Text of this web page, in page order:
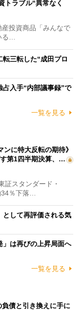
トラブル“異常なく
投資商品「みんなで
…
転三転した“成田プロ
占入手“内部議事録”で
一覧を見る
ンに特大反転の期待》
第1四半期決算、…
スタンダード・
％下落…
として再評価される気
」は再びの上昇局面へ
一覧を見る
負債と引き換えに手に